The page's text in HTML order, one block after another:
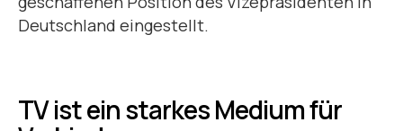
Deutschland eingestellt.
TV ist ein starkes Medium für